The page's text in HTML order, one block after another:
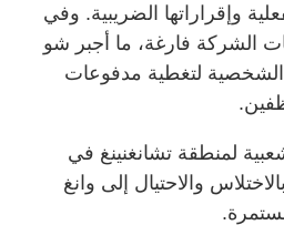
وإقراراتها الضريبية. وفي
الشركة فارغة، ما أجبر شو
لتغطية مدفوعات
لمنطقة تشانغنينغ في
والاحتيال إلى وانغ